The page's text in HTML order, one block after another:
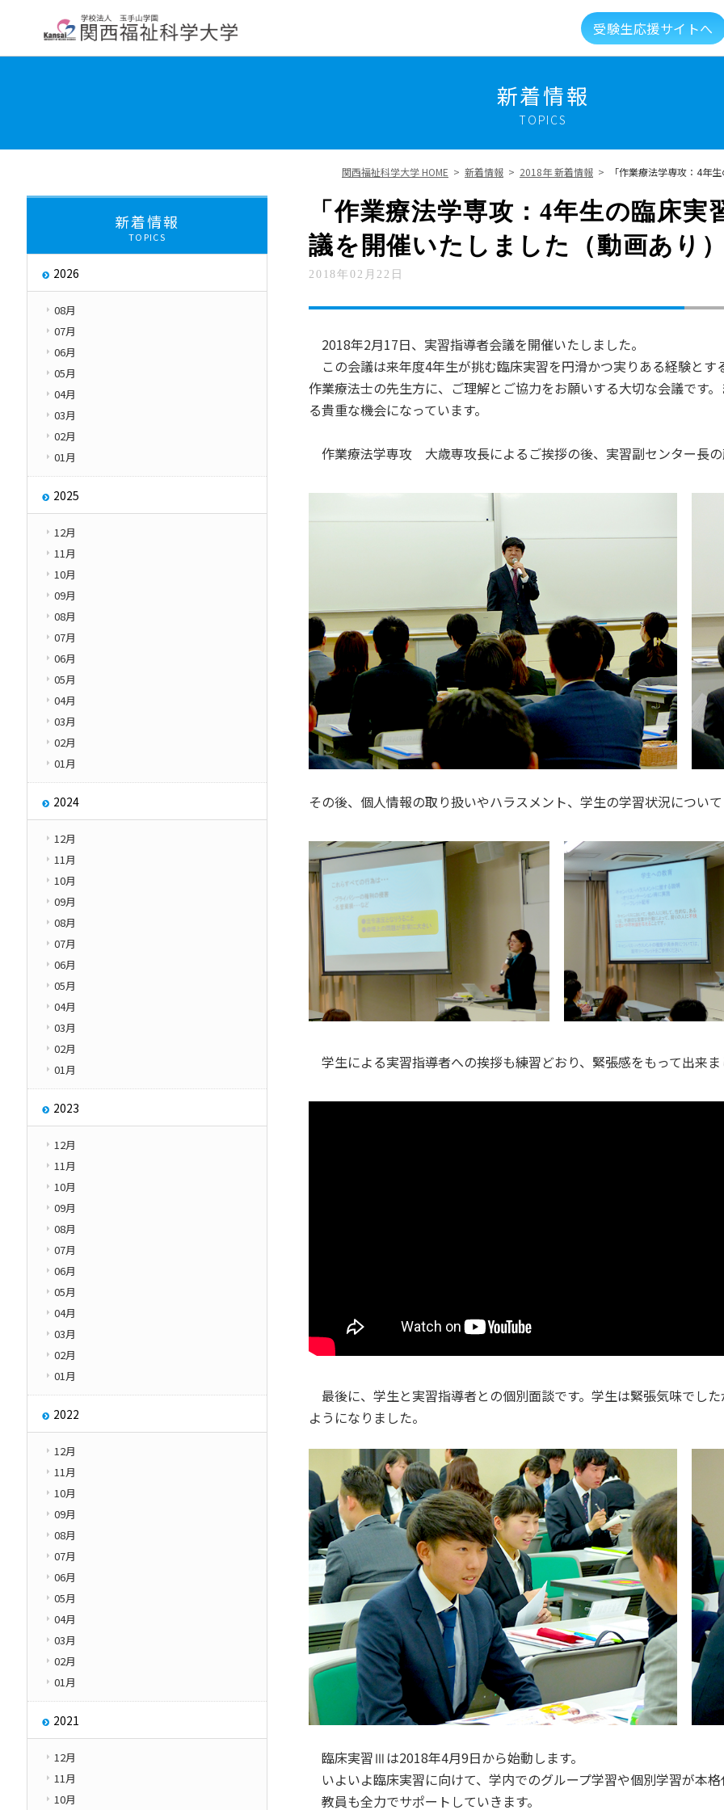
受験生応援サイトへ
交通アクセス
取り組み 総合福祉科学学会
その他
Other
同窓会 大学広報誌「福科大通信」 学生便覧
新着情報
TOPICS
関西福祉科学大学 HOME > 新着情報 > 2018年 新着情報 > 「作業療法学専攻：4年
「作業療法学専攻：4年生の臨床
議を開催いたしました（動画あり
2018年02月22日
2018年2月17日、実習指導者会議を開催いたしました。
この会議は来年度4年生が挑む臨床実習を円滑かつ実りある経験と
作業療法士の先生方に、ご理解とご協力をお願いする大切な会議です
る貴重な機会になっています。
作業療法学専攻 大歳専攻長によるご挨拶の後、実習副センター長
その後、個人情報の取り扱いやハラスメント、学生の学習状況につい
学生による実習指導者への挨拶も練習どおり、緊張感をもって出来
最後に、学生と実習指導者との個別面談です。学生は緊張気味でし
ようになりました。
臨床実習Ⅲは2018年4月9日から始動します。
いよいよ臨床実習に向けて、学内でのグループ学習や個別学習が本
教員も全力でサポートしていきます。
新着情報
TOPICS
2026
08月
07月
06月
05月
04月
03月
02月
01月
2025
12月
11月
10月
09月
08月
07月
06月
05月
04月
03月
02月
01月
2024
12月
11月
10月
09月
08月
07月
06月
05月
04月
03月
02月
01月
2023
12月
11月
10月
09月
08月
07月
06月
05月
04月
03月
02月
01月
2022
12月
11月
10月
09月
08月
07月
06月
05月
04月
03月
02月
01月
2021
12月
11月
10月